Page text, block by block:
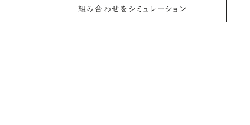
組み合わせをシミュレーション